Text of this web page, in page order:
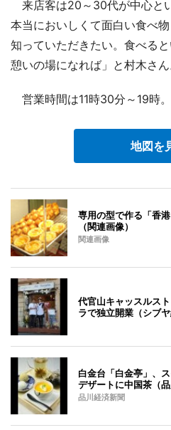
来店客は20～30代が中心と
本当においしくて面白い食べ
知っていただきたい。食べる
憩いの場になれば」と村木さん
営業時間は11時30分～19時。
地図を
専用の型で作る「香
（関連画像）
関連画像
代官山キャッスルス
ラで独立開業（シブヤ
白金台「白金亭」、
デザートに中国茶（品
品川経済新聞